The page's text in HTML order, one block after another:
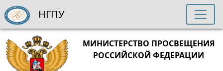
МИНИСТЕРСТВО ПРОСВЕЩЕНИЯ
РОССИЙСКОЙ ФЕДЕРАЦИИ
НГПУ